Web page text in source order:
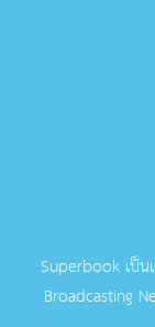
Superbook เป็น
Broadcasting